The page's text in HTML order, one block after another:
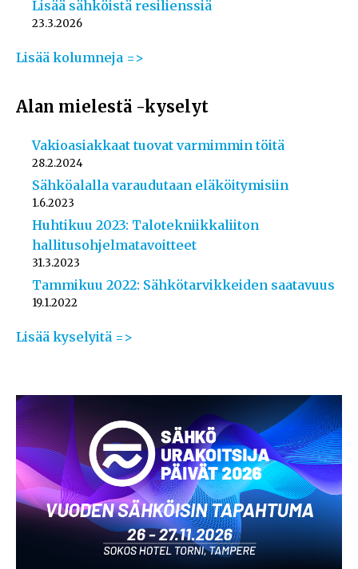
Lisää sähköistä resilienssiä
23.3.2026
Lisää kolumneja =>
Alan mielestä -kyselyt
Vakioasiakkaat tuovat varmimmin töitä
28.2.2024
Sähköalalla varaudutaan eläköitymisiin
1.6.2023
Huhtikuu 2023: Talotekniikkaliiton
hallitusohjelmatavoitteet
31.3.2023
Tammikuu 2022: Sähkötarvikkeiden saatavuus
19.1.2022
Lisää kyselyitä =>